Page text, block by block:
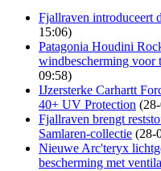
Fjallraven introduceert
15:06)
Patagonia Houdini
windbescherming voor
09:58)
IJzersterke Carhartt
40+ UV Protection
Fjallraven brengt
Samlaren-collectie (28-
Nieuwe Arc'teryx
bescherming met